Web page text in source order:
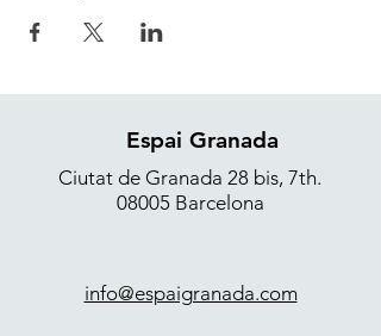
Espai Granada
Ciutat de Granada 28 bis, 7th.
08005 Barcelona
info@espaigranada.com